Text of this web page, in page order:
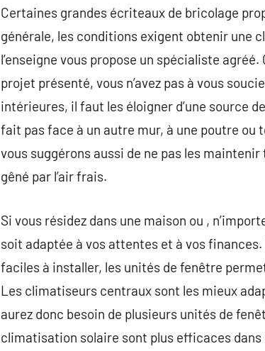
Certaines grandes écriteaux de bricolage
générale, les conditions exigent obtenir une
l’enseigne vous propose un spécialiste
projet présenté, vous n’avez pas à vous
intérieures, il faut les éloigner d’une source
fait pas face à un autre mur, à une poutre ou
vous suggérons aussi de ne pas les maintenir
gêné par l’air frais.
Si vous résidez dans une maison ou ,
soit adaptée à vos attentes et à vos
faciles à installer, les unités de fenêtre
Les climatiseurs centraux sont les mieux
aurez donc besoin de plusieurs unités de
climatisation solaire sont plus efficaces dans